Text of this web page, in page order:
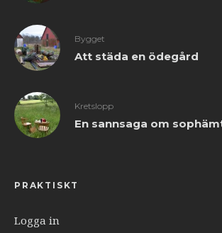
Bygget
Att städa en ödegård
Kretslopp
En sannsaga om
PRAKTISKT
Logga in